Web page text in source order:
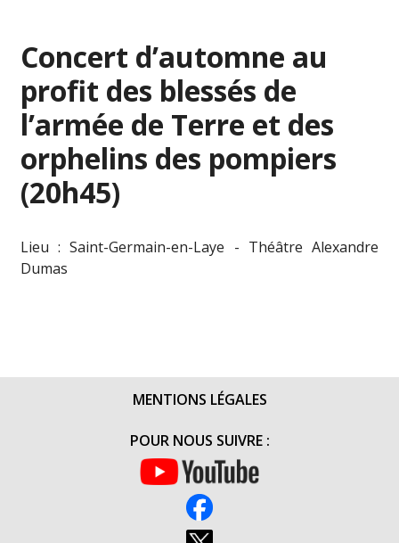
Concert d’automne au
profit des blessés de
l’armée de Terre et des
orphelins des pompiers
(20h45)
Lieu : Saint-Germain-en-Laye - Théâtre Alexandre
Dumas
MENTIONS LÉGALES
POUR NOUS SUIVRE :